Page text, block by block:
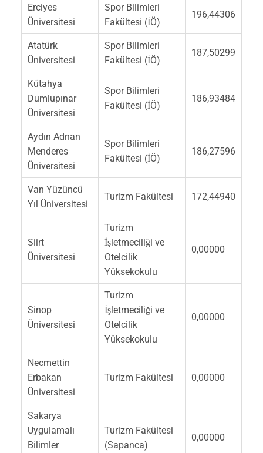
Erciyes
Üniversitesi
Spor Bilimleri
Fakültesi (İÖ)
196,44306
Atatürk
Üniversitesi
Spor Bilimleri
Fakültesi (İÖ)
187,50299
Kütahya
Dumlupınar
Üniversitesi
Spor Bilimleri
Fakültesi (İÖ)
186,93484
Aydın Adnan
Menderes
Üniversitesi
Spor Bilimleri
Fakültesi (İÖ)
186,27596
Van Yüzüncü
Yıl Üniversitesi
Turizm Fakültesi 172,44940
Siirt
Üniversitesi
Turizm
İşletmeciliği ve
Otelcilik
Yüksekokulu
0,00000
Sinop
Üniversitesi
Turizm
İşletmeciliği ve
Otelcilik
Yüksekokulu
0,00000
Necmettin
Erbakan
Üniversitesi
Turizm Fakültesi 0,00000
Sakarya
Uygulamalı
Bilimler
Turizm Fakültesi
(Sapanca)
0,00000